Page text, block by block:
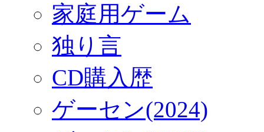
家庭用ゲーム
独り言
CD購入歴
ゲーセン(2024)